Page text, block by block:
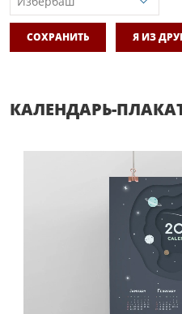
СОХРАНИТЬ Я ИЗ
КАЛЕНДАРЬ-